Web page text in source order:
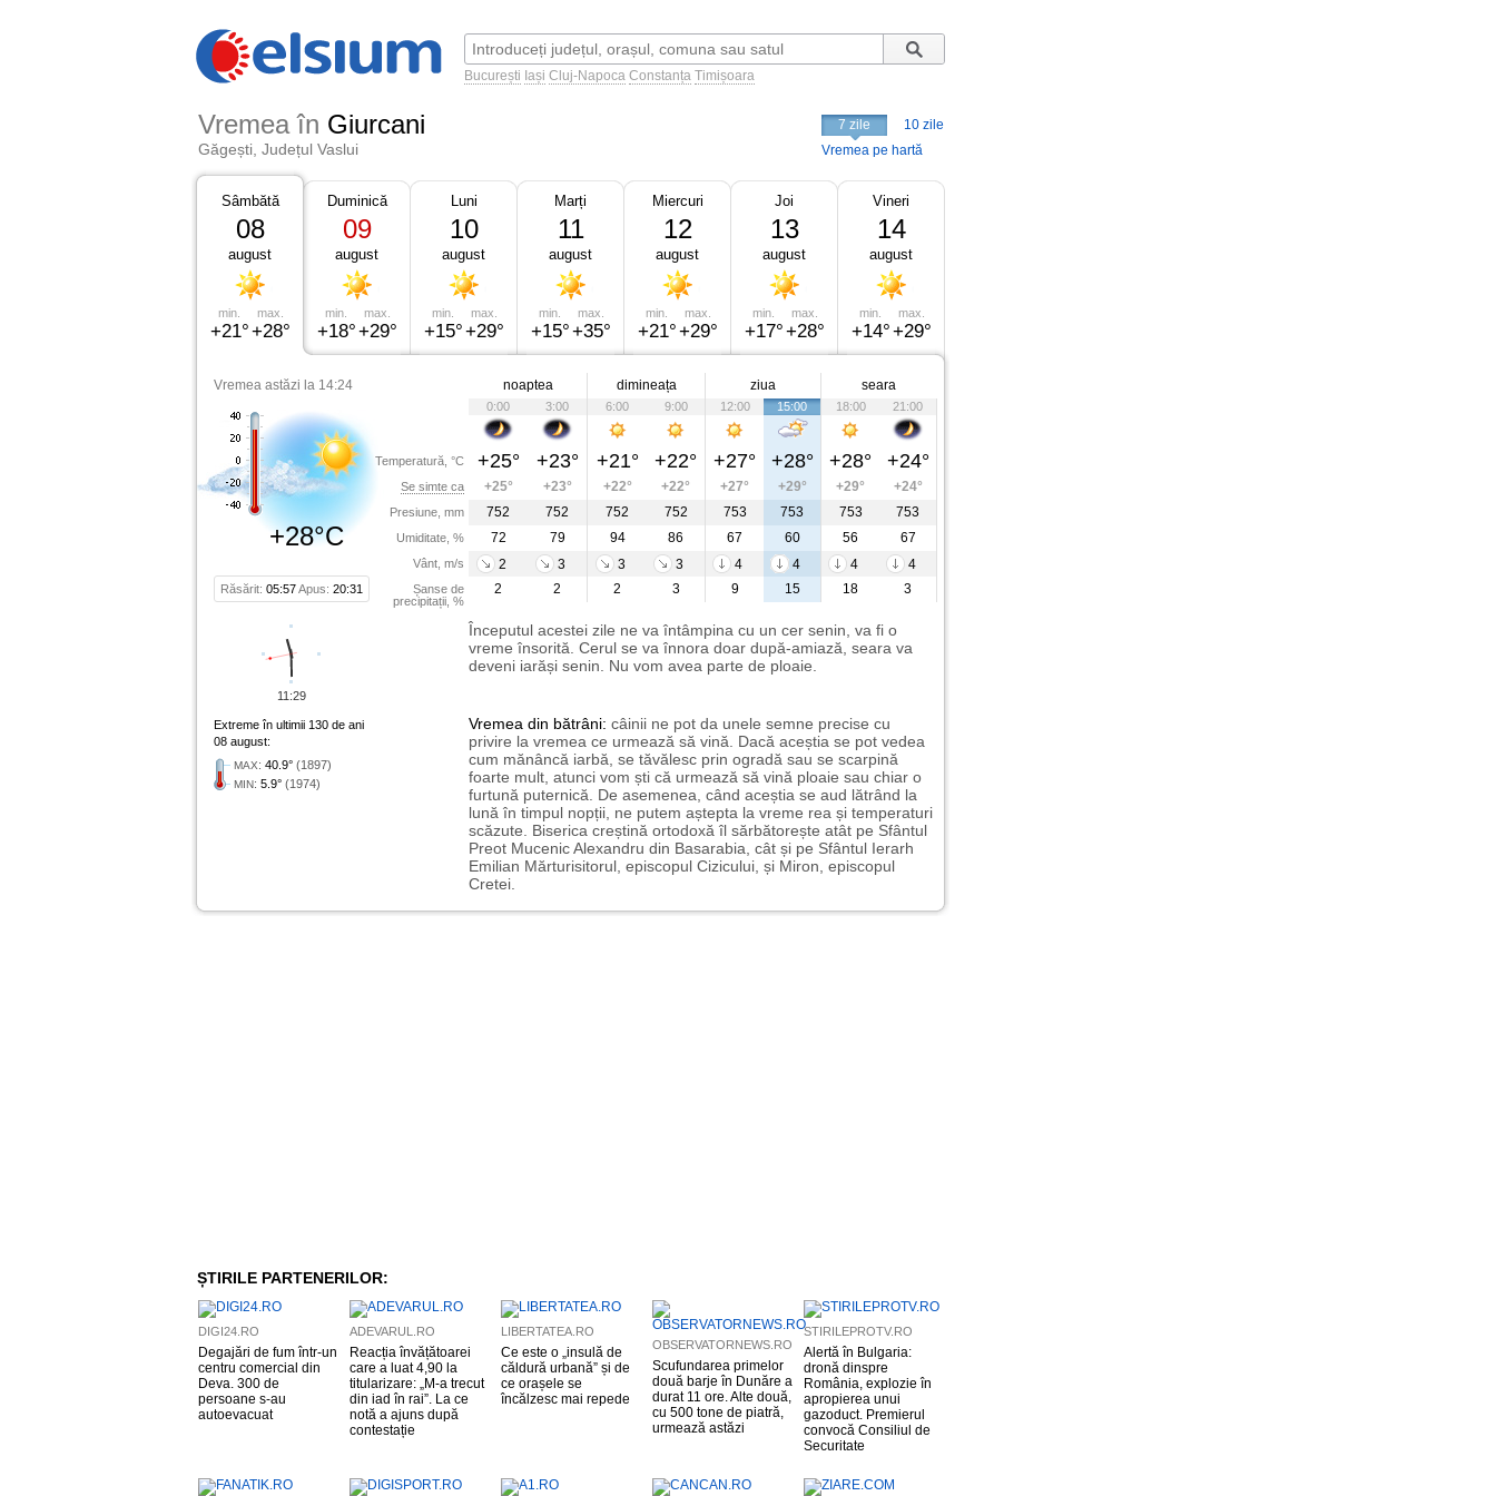
București Iași Cluj-Napoca Constanța Timișoara
Vremea în Giurcani
Găgești, Județul Vaslui
7 zile
10 zile
Vremea pe hartă
Sâmbătă
08
august
min.
+21°
max.
+28°
Duminică
09
august
min.
+18°
max.
+29°
Luni
10
august
min.
+15°
max.
+29°
Marți
11
august
min.
+15°
max.
+35°
Miercuri
12
august
min.
+21°
max.
+29°
Joi
13
august
min.
+17°
max.
+28°
Vineri
14
august
min.
+14°
max.
+29°
Vremea astăzi la 14:24
+28°C
Răsărit: 05:57Apus: 20:31
Temperatură, °C
Se simte ca
Presiune, mm
Umiditate, %
Vânt, m/s
Șanse de
precipitații, %
noaptea dimineața ziua seara
0:00 3:00 6:00 9:00 12:00 15:00 18:00 21:00
+25° +23° +21° +22° +27° +28° +28° +24°
+25° +23° +22° +22° +27° +29° +29°
+24°
752
752 752 752 753 753 753
753
72
79 94 86 67 60 56
67
2
3 3 3 4 4 4
4
2
2 2 3 9 15 18 3
Începutul acestei zile ne va întâmpina cu un cer senin, va fi o
vreme însorită. Cerul se va înnora doar după-amiază, seara va
deveni iarăși senin. Nu vom avea parte de ploaie.
Extreme în ultimii 130 de ani
08 august:
MAX: 40.9° (1897)
MIN: 5.9° (1974)
Vremea din bătrâni: câinii ne pot da unele semne precise cu
privire la vremea ce urmează să vină. Dacă aceștia se pot vedea
cum mănâncă iarbă, se tăvălesc prin ogradă sau se scarpină
foarte mult, atunci vom ști că urmează să vină ploaie sau chiar o
furtună puternică. De asemenea, când aceștia se aud lătrând la
lună în timpul nopții, ne putem aștepta la vreme rea și temperaturi
scăzute. Biserica creștină ortodoxă îl sărbătorește atât pe Sfântul
Preot Mucenic Alexandru din Basarabia, cât și pe Sfântul Ierarh
Emilian Mărturisitorul, episcopul Cizicului, și Miron, episcopul
Cretei.
11:29
ȘTIRILE PARTENERILOR:
DIGI24.RO
Degajări de fum într-un
centru comercial din
Deva. 300 de
persoane s-au
autoevacuat
ADEVARUL.RO
Reacția învățătoarei
care a luat 4,90 la
titularizare: „M-a trecut
din iad în rai”. La ce
notă a ajuns după
contestație
LIBERTATEA.RO
Ce este o „insulă de
căldură urbană” și de
ce orașele se
încălzesc mai repede
OBSERVATORNEWS.RO
Scufundarea primelor
două barje în Dunăre a
durat 11 ore. Alte două,
cu 500 tone de piatră,
urmează astăzi
STIRILEPROTV.RO
Alertă în Bulgaria:
dronă dinspre
România, explozie în
apropierea unui
gazoduct. Premierul
convocă Consiliul de
Securitate